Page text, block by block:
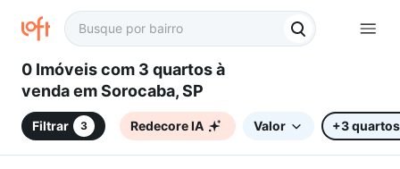
0 Imóveis com 3 quartos à
venda em Sorocaba, SP
Filtrar 3 Redecore IA Valor +3 quartos